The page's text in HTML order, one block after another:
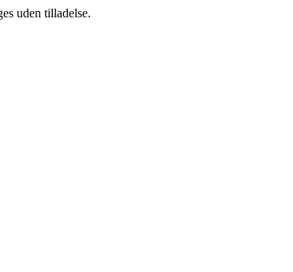
uden tilladelse.